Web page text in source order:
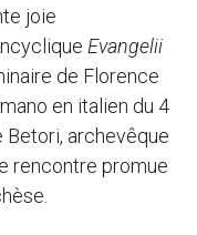
joie
Evangelii
de Florence
en italien du 4
Betori, archevêque
rencontre promue